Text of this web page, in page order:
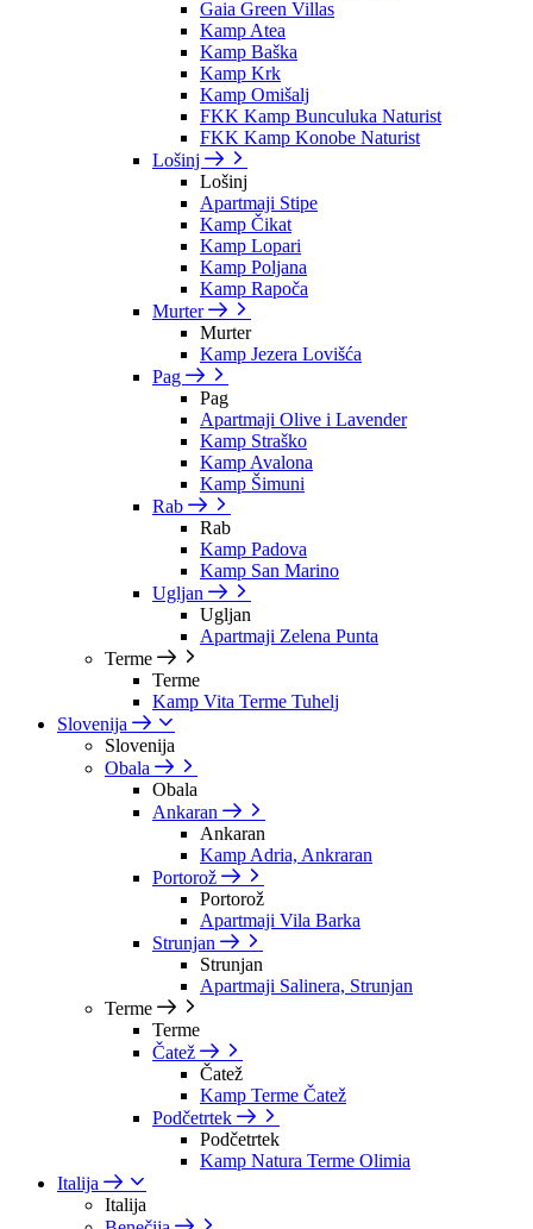
Gaia Green Villas
Kamp Atea
Kamp Baška
Kamp Krk
Kamp Omišalj
FKK Kamp Bunculuka Naturist
FKK Kamp Konobe Naturist
Lošinj
Lošinj
Apartmaji Stipe
Kamp Čikat
Kamp Lopari
Kamp Poljana
Kamp Rapoča
Murter
Murter
Kamp Jezera Lovišća
Pag
Pag
Apartmaji Olive i Lavender
Kamp Straško
Kamp Avalona
Kamp Šimuni
Rab
Rab
Kamp Padova
Kamp San Marino
Ugljan
Ugljan
Apartmaji Zelena Punta
Terme
Terme
Kamp Vita Terme Tuhelj
Slovenija
Slovenija
Obala
Obala
Ankaran
Ankaran
Kamp Adria, Ankraran
Portorož
Portorož
Apartmaji Vila Barka
Strunjan
Strunjan
Apartmaji Salinera, Strunjan
Terme
Terme
Čatež
Čatež
Kamp Terme Čatež
Podčetrtek
Podčetrtek
Kamp Natura Terme Olimia
Italija
Italija